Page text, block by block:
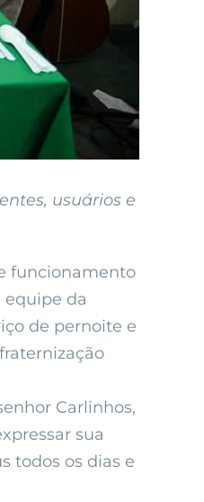
usuários e
funcionamento
equipe da
de pernoite e
Carlinhos,
sua
todos os dias e